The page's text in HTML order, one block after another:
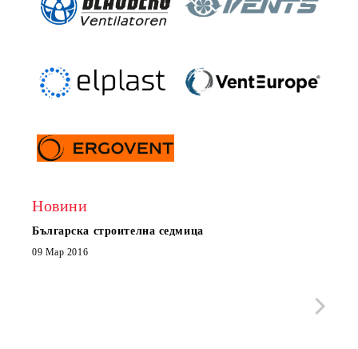
Новини
Българска строителна седмица
09 Мар 2016